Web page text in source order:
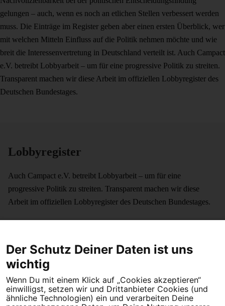
gelungen – auch, wenn es noch an etlichen Stellen verbessert werden
muss. Die Einträge im Register geben aber einen ersten Überblick, wer
mit welchen Mitteln Einfluss auf die Politik nehmen möchte und wie
breit die Interessenvertretung in Deutschland verteilt ist. Auch Campact
e.V. betreibt Lobbyarbeit – um für eine progressive Politik zu streiten.
Transparent machen wir diese Arbeit im offiziellen Lobbyregister des
Deutschen Bundestages.
Lobbyregister
Auch Campact e.V. betreibt Lobbyarbeit – um für eine
progressive Politik zu streiten. Transparent machen wir diese
Arbeit im offiziellen Lobbyregister des Deutschen Bundestages.
Der Schutz Deiner Daten ist uns
wichtig
Wenn Du mit einem Klick auf „Cookies akzeptieren“
einwilligst, setzen wir und Drittanbieter Cookies (und
ähnliche Technologien) ein und verarbeiten Deine